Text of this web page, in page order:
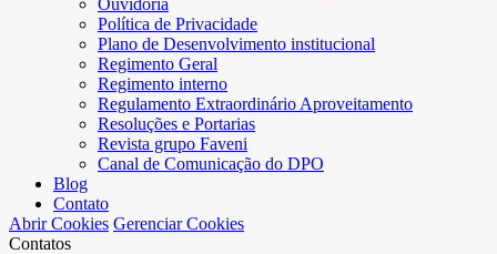
Política de Privacidade
Plano de Desenvolvimento institucional
Regimento Geral
Regimento interno
Regulamento Extraordinário Aproveitamento
Resoluções e Portarias
Revista grupo Faveni
Canal de Comunicação do DPO
Blog
Contato
Abrir Cookies Gerenciar Cookies
Contatos